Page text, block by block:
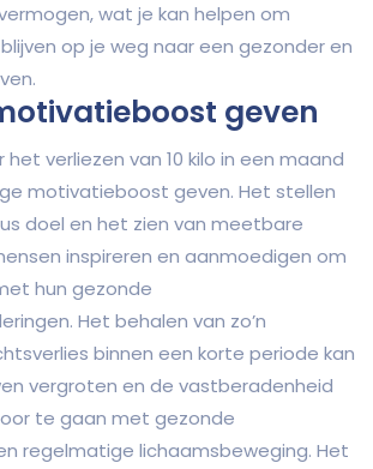
wat je kan helpen om
op je weg naar een gezonder en
geven
verliezen van 10 kilo in een maand
motivatieboost geven. Het stellen
doel en het zien van meetbare
inspireren en aanmoedigen om
hun gezonde
Het behalen van zo’n
binnen een korte periode kan
vergroten en de vastberadenheid
te gaan met gezonde
regelmatige lichaamsbeweging. Het